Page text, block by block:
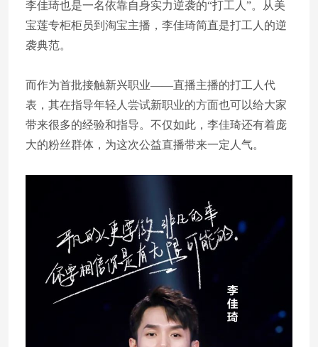
李佳琦也是一名依靠自身实力逆袭的“打工人”。从美
宝莲专柜柜员到淘宝主播，李佳琦简直是打工人的逆
袭典范。
而作为首批接触新兴职业——直播主播的打工人代
表，其在指导年轻人尝试新职业的方面也可以给大家
带来很多的经验和指导。不仅如此，李佳琦还有着庞
大的粉丝群体，为这次公益直播带来一定人气。